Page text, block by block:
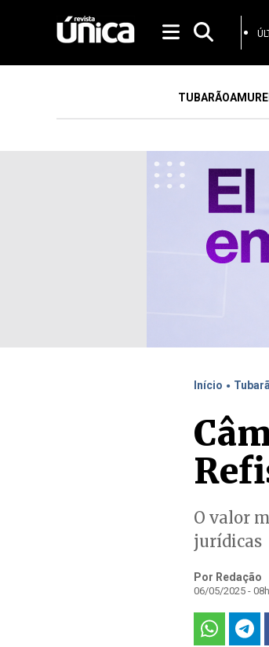
TUBARÃO
Início .
O valor
jurídicas
Por Redação
06/05/2025 -